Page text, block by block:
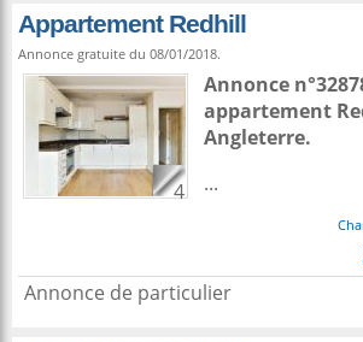
Appartement Redhill
Annonce gratuite du 08/01/2018.
4
Annonce
appartement
Angleterre.
...
Annonce de particulier